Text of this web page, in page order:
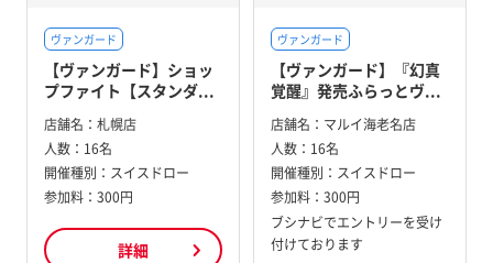
ヴァンガード
【ヴァンガード】ショッ
プファイト【スタンダ...
店舗名： 札幌店
人数： 16名
開催種別： スイスドロー
参加料： 300円
詳細
ヴァンガード
【ヴァンガード】『幻真
覚醒』発売ふらっとヴ...
店舗名： マルイ海老名店
人数： 16名
開催種別： スイスドロー
参加料： 300円
ブシナビでエントリーを受け
付けております